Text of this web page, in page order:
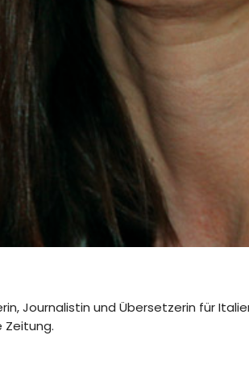
Journalistin und Übersetzerin für
Zeitung.